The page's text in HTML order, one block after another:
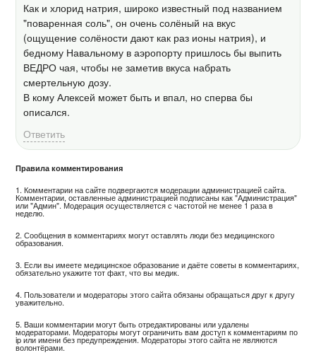
Как и хлорид натрия, широко известный под названием
"поваренная соль", он очень солёный на вкус
(ощущение солёности дают как раз ионы натрия), и
бедному Навальному в аэропорту пришлось бы выпить
ВЕДРО чая, чтобы не заметив вкуса набрать
смертельную дозу.
В кому Алексей может быть и впал, но сперва бы
описался.
Ответить
Правила комментирования
1. Комментарии на сайте подвергаются модерации администрацией сайта.
Комментарии, оставленные администрацией подписаны как "Администрация"
или "Админ". Модерация осуществляется с частотой не менее 1 раза в
неделю.
2. Сообщения в комментариях могут оставлять люди без медицинского
образования.
3. Если вы имеете медицинское образование и даёте советы в комментариях,
обязательно укажите тот факт, что вы медик.
4. Пользователи и модераторы этого сайта обязаны обращаться друг к другу
уважительно.
5. Ваши комментарии могут быть отредактированы или удалены
модераторами. Модераторы могут ограничить вам доступ к комментариям по
ip или имени без предупреждения. Модераторы этого сайта не являются
волонтёрами.